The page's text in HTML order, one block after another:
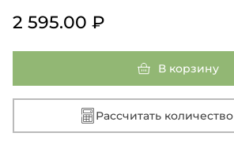
2 595.00 ₽
В корзину
Рассчитать количество